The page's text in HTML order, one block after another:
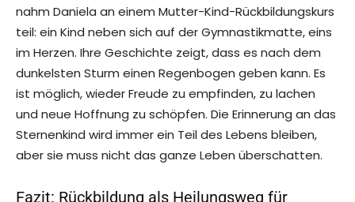
nahm Daniela an einem Mutter-Kind-Rückbildungskurs
teil: ein Kind neben sich auf der Gymnastikmatte, eins
im Herzen. Ihre Geschichte zeigt, dass es nach dem
dunkelsten Sturm einen Regenbogen geben kann. Es
ist möglich, wieder Freude zu empfinden, zu lachen
und neue Hoffnung zu schöpfen. Die Erinnerung an das
Sternenkind wird immer ein Teil des Lebens bleiben,
aber sie muss nicht das ganze Leben überschatten.
Fazit: Rückbildung als Heilungsweg für